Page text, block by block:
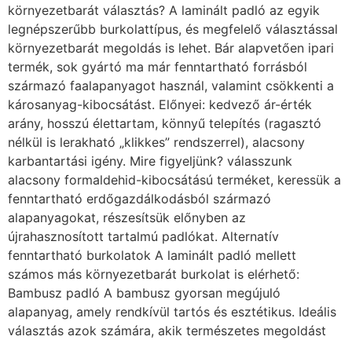
környezetbarát választás? A laminált padló az egyik
legnépszerűbb burkolattípus, és megfelelő választással
környezetbarát megoldás is lehet. Bár alapvetően ipari
termék, sok gyártó ma már fenntartható forrásból
származó faalapanyagot használ, valamint csökkenti a
károsanyag-kibocsátást. Előnyei: kedvező ár-érték
arány, hosszú élettartam, könnyű telepítés (ragasztó
nélkül is lerakható „klikkes” rendszerrel), alacsony
karbantartási igény. Mire figyeljünk? válasszunk
alacsony formaldehid-kibocsátású terméket, keressük a
fenntartható erdőgazdálkodásból származó
alapanyagokat, részesítsük előnyben az
újrahasznosított tartalmú padlókat. Alternatív
fenntartható burkolatok A laminált padló mellett
számos más környezetbarát burkolat is elérhető:
Bambusz padló A bambusz gyorsan megújuló
alapanyag, amely rendkívül tartós és esztétikus. Ideális
választás azok számára, akik természetes megoldást